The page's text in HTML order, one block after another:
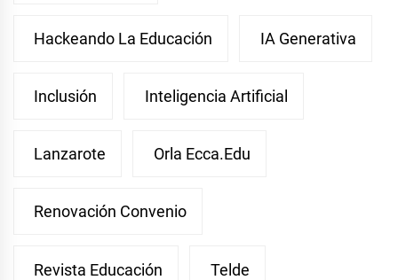
Hackeando La Educación IA Generativa
Inclusión Inteligencia Artificial
Lanzarote Orla Ecca.edu
Renovación Convenio
Revista Educación Telde